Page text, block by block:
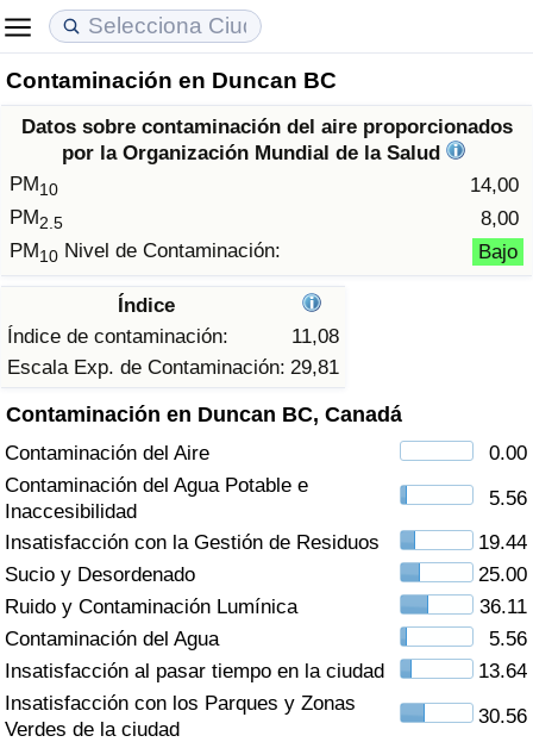
Contaminación en Duncan BC
Datos sobre contaminación del aire proporcionados
por la Organización Mundial de la Salud
PM10
14,00
PM2.5
8,00
PM10 Nivel de Contaminación: Bajo
Índice
Índice de contaminación:
11,08
Escala Exp. de Contaminación: 29,81
Contaminación en Duncan BC, Canadá
Contaminación del Aire
0.00
Contaminación del Agua Potable e
Inaccesibilidad
5.56
Insatisfacción con la Gestión de Residuos
19.44
Sucio y Desordenado
25.00
Ruido y Contaminación Lumínica
36.11
Contaminación del Agua
5.56
Insatisfacción al pasar tiempo en la ciudad
13.64
Insatisfacción con los Parques y Zonas
Verdes de la ciudad
30.56
Coste de vida
Índice de Costo de Vida (Actual)
Índice de Costo de Vida
en aqaba
Precios de las propiedades
Índice de Precios de Inmuebles (Actual)
Índice de Precios de Inmuebles
Calidad de Vida
Índice de Calidad de Vida
Índice de Calidad de Vida (Actual)
Delincuencia
Calificación del Índice de Criminalidad
(Actual)
Índice de Criminalidad
Índice de criminalidad por país
Sanidad
Índice de Sanidad (Actual)
Índice de Sanidad